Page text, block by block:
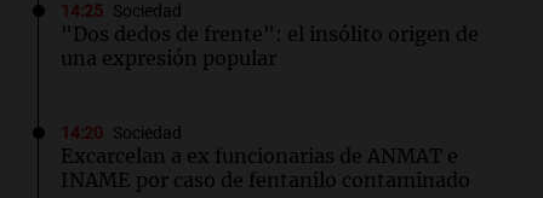
14:25 Sociedad
"Dos dedos de frente": el insólito origen de
una expresión popular
14:20 Sociedad
Excarcelan a ex funcionarias de ANMAT e
INAME por caso de fentanilo contaminado